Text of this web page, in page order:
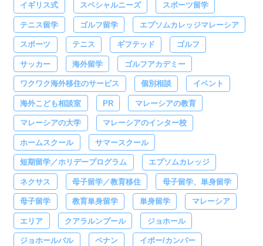
イギリス式 スペシャルニーズ スポーツ留学
テニス留学 ゴルフ留学 エプソムカレッジマレーシア
スポーツ テニス ギフテッド ゴルフ
サッカー 海外留学 ゴルフアカデミー
ワクワク海外移住のサービス 個別相談 イベント
海外こども相談室 PR マレーシアの教育
マレーシアの大学 マレーシアのインター校
ホームスクール サマースクール
短期留学／ホリデープログラム エプソムカレッジ
ネクサス 母子留学／教育移住 母子留学、単身留学
母子留学 教育単身留学 単身留学 マレーシア
エリア クアラルンプール ジョホール
ジョホールバル ペナン イポー/カンパー